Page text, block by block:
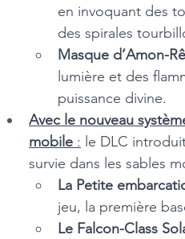
en invoquant des
des spirales
Masque d’Amon-
lumière et des
puissance divine.
Avec le nouveau
mobile : le DLC
survie dans les sables
La Petite
jeu, la première
Le Falcon-Class